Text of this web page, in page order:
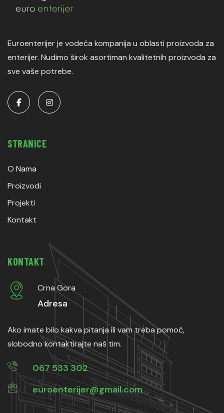
Euroenterijer je vodeća kompanija u oblasti proizvoda za
enterijer. Nudimo širok asortiman kvalitetnih proizvoda za
sve vaše potrebe.
STRANICE
O Nama
Proizvodi
Projekti
Kontakt
KONTAKT
Crna Gora
Adresa
Ako imate bilo kakva pitanja ili vam treba pomoć,
slobodno kontaktirajte naš tim.
067 533 302
euroenterijer@gmail.com